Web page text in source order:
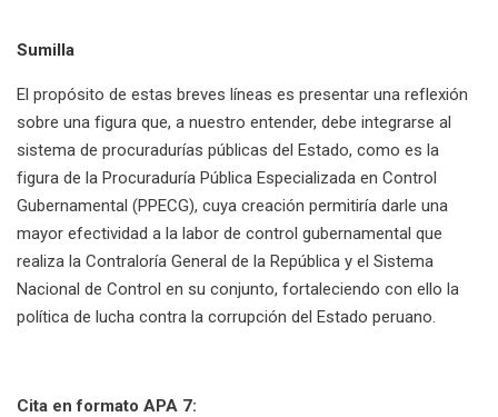
Sumilla
El propósito de estas breves líneas es presentar una reflexión
sobre una figura que, a nuestro entender, debe integrarse al
sistema de procuradurías públicas del Estado, como es la
figura de la Procuraduría Pública Especializada en Control
Gubernamental (PPECG), cuya creación permitiría darle una
mayor efectividad a la labor de control gubernamental que
realiza la Contraloría General de la República y el Sistema
Nacional de Control en su conjunto, fortaleciendo con ello la
política de lucha contra la corrupción del Estado peruano.
Cita en formato APA 7: